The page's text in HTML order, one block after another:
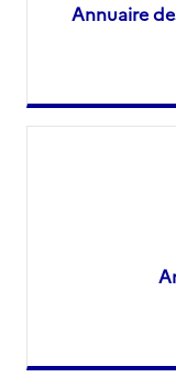
Annuaire